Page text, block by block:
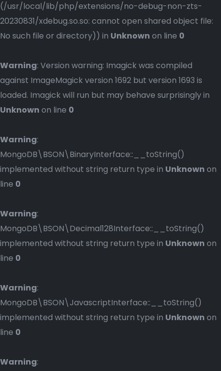
(/usr/local/lib/php/extensions/no-debug-non-zts-
20230831/xdebug.so.so: cannot open shared object file:
No such file or directory)) in Unknown on line 0
Warning: Version warning: Imagick was compiled
against ImageMagick version 1692 but version 1693 is
loaded. Imagick will run but may behave surprisingly in
Unknown on line 0
Warning:
MongoDB\BSON\BinaryInterface::__toString()
implemented without string return type in Unknown on
line 0
Warning:
MongoDB\BSON\Decimal128Interface::__toString()
implemented without string return type in Unknown on
line 0
Warning:
MongoDB\BSON\JavascriptInterface::__toString()
implemented without string return type in Unknown on
line 0
Warning: